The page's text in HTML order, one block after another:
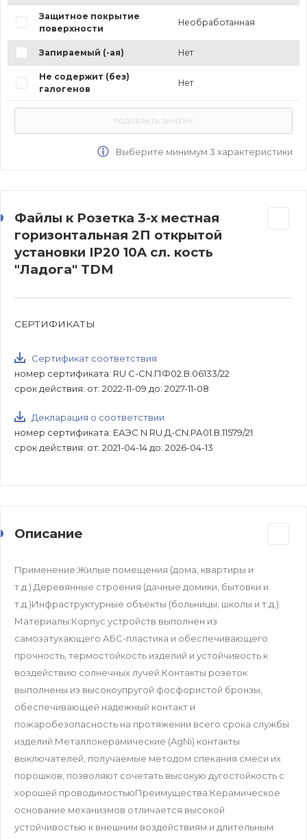
Защитное покрытие
поверхности
Необработанная
Запираемый (-ая) Нет
Не содержит (без)
галогенов
Нет
Выберите минимум 3 характеристики
Файлы к Розетка 3-х местная
горизонтальная 2П открытой
установки IP20 10A сл. кость
"Ладога" TDM
СЕРТИФИКАТЫ
Сертификат соответствия
номер сертификата: RU C-CN.ПФ02.В.06133/22
срок действия: от: 2022-11-09 до: 2027-11-08
Декларация о соответствии
номер сертификата: ЕАЭС N RU Д-CN.РА01.В.11579/21
срок действия: от: 2021-04-14 до: 2026-04-13
Описание
Применение:Жилые помещения (дома, квартиры и
т.д.).Деревянные строения (дачные домики, бытовки и
т.д.)Инфраструктурные объекты (больницы, школы и т.д.).
Материалы:Корпус устройств выполнен из
самозатухающего АБС-пластика и обеспечивающего
прочность, термостойкость изделий и устойчивость к
воздействию солнечных лучей.Контакты розеток
выполнены из высокоупругой фосфористой бронзы,
обеспечивающей надежный контакт и
пожаробезопасность на протяжении всего срока службы
изделий.Металлокерамические (AgNi) контакты
выключателей, получаемые методом спекания смеси их
порошков, позволяют сочетать высокую дугостойкость с
хорошей проводимостьюПреимущества:Керамическое
основание механизмов отличается высокой
устойчивостью к внешним воздействиям и длительным